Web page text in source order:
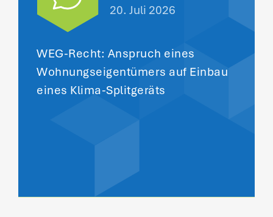
20. Juli 2026
WEG-Recht: Anspruch eines
Wohnungseigentümers auf Einbau
eines Klima-Splitgeräts